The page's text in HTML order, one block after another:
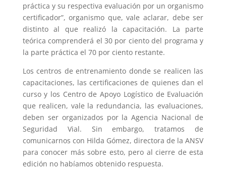
práctica y su respectiva evaluación por un organismo
certificador”, organismo que, vale aclarar, debe ser
distinto al que realizó la capacitación. La parte
teórica comprenderá el 30 por ciento del programa y
la parte práctica el 70 por ciento restante.
Los centros de entrenamiento donde se realicen las
capacitaciones, las certificaciones de quienes dan el
curso y los Centro de Apoyo Logístico de Evaluación
que realicen, vale la redundancia, las evaluaciones,
deben ser organizados por la Agencia Nacional de
Seguridad Vial. Sin embargo, tratamos de
comunicarnos con Hilda Gómez, directora de la ANSV
para conocer más sobre esto, pero al cierre de esta
edición no habíamos obtenido respuesta.